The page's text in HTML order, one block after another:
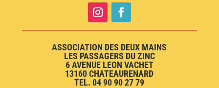
ASSOCIATION DES DEUX MAINS
LES PASSAGERS DU ZINC
6 AVENUE LEON VACHET
13160 CHATEAURENARD
TEL. 04 90 90 27 79